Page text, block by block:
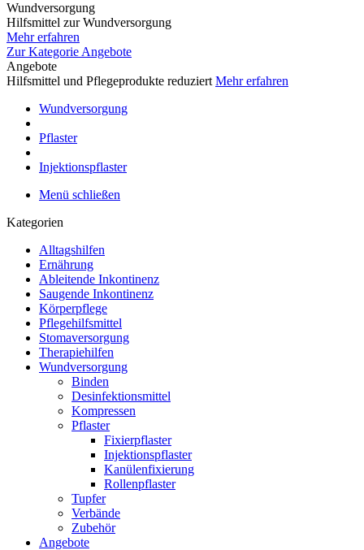
Wundversorgung
Hilfsmittel zur Wundversorgung
Mehr erfahren
Zur Kategorie Angebote
Angebote
Hilfsmittel und Pflegeprodukte reduziert Mehr erfahren
Wundversorgung
Pflaster
Injektionspflaster
Menü schließen
Kategorien
Alltagshilfen
Ernährung
Ableitende Inkontinenz
Saugende Inkontinenz
Körperpflege
Pflegehilfsmittel
Stomaversorgung
Therapiehilfen
Wundversorgung
Binden
Desinfektionsmittel
Kompressen
Pflaster
Fixierpflaster
Injektionspflaster
Kanülenfixierung
Rollenpflaster
Tupfer
Verbände
Zubehör
Angebote